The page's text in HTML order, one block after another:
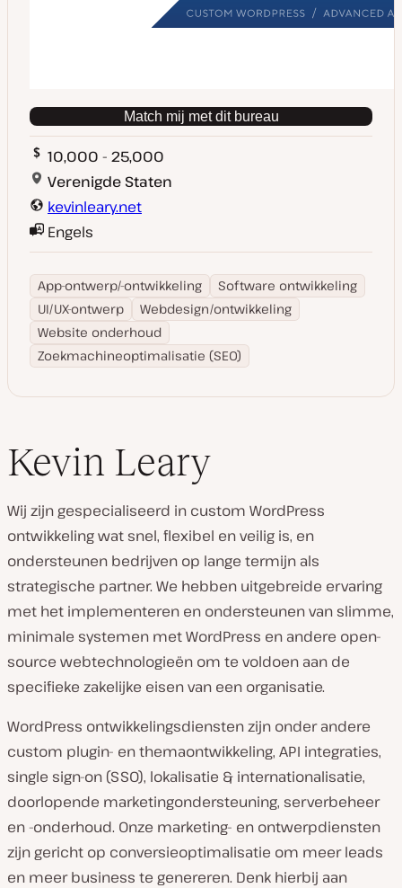
Match mij met dit bureau
10,000 - 25,000
Verenigde Staten
kevinleary.net
Engels
App-ontwerp/-ontwikkeling
Software ontwikkeling
UI/UX-ontwerp
Webdesign/ontwikkeling
Website onderhoud
Zoekmachineoptimalisatie (SEO)
Kevin Leary
Wij zijn gespecialiseerd in custom WordPress
ontwikkeling wat snel, flexibel en veilig is, en
ondersteunen bedrijven op lange termijn als
strategische partner. We hebben uitgebreide ervaring
met het implementeren en ondersteunen van slimme,
minimale systemen met WordPress en andere open-
source webtechnologieën om te voldoen aan de
specifieke zakelijke eisen van een organisatie.
WordPress ontwikkelingsdiensten zijn onder andere
custom plugin- en themaontwikkeling, API integraties,
single sign-on (SSO), lokalisatie & internationalisatie,
doorlopende marketingondersteuning, serverbeheer
en -onderhoud. Onze marketing- en ontwerpdiensten
zijn gericht op conversieoptimalisatie om meer leads
en meer business te genereren. Denk hierbij aan